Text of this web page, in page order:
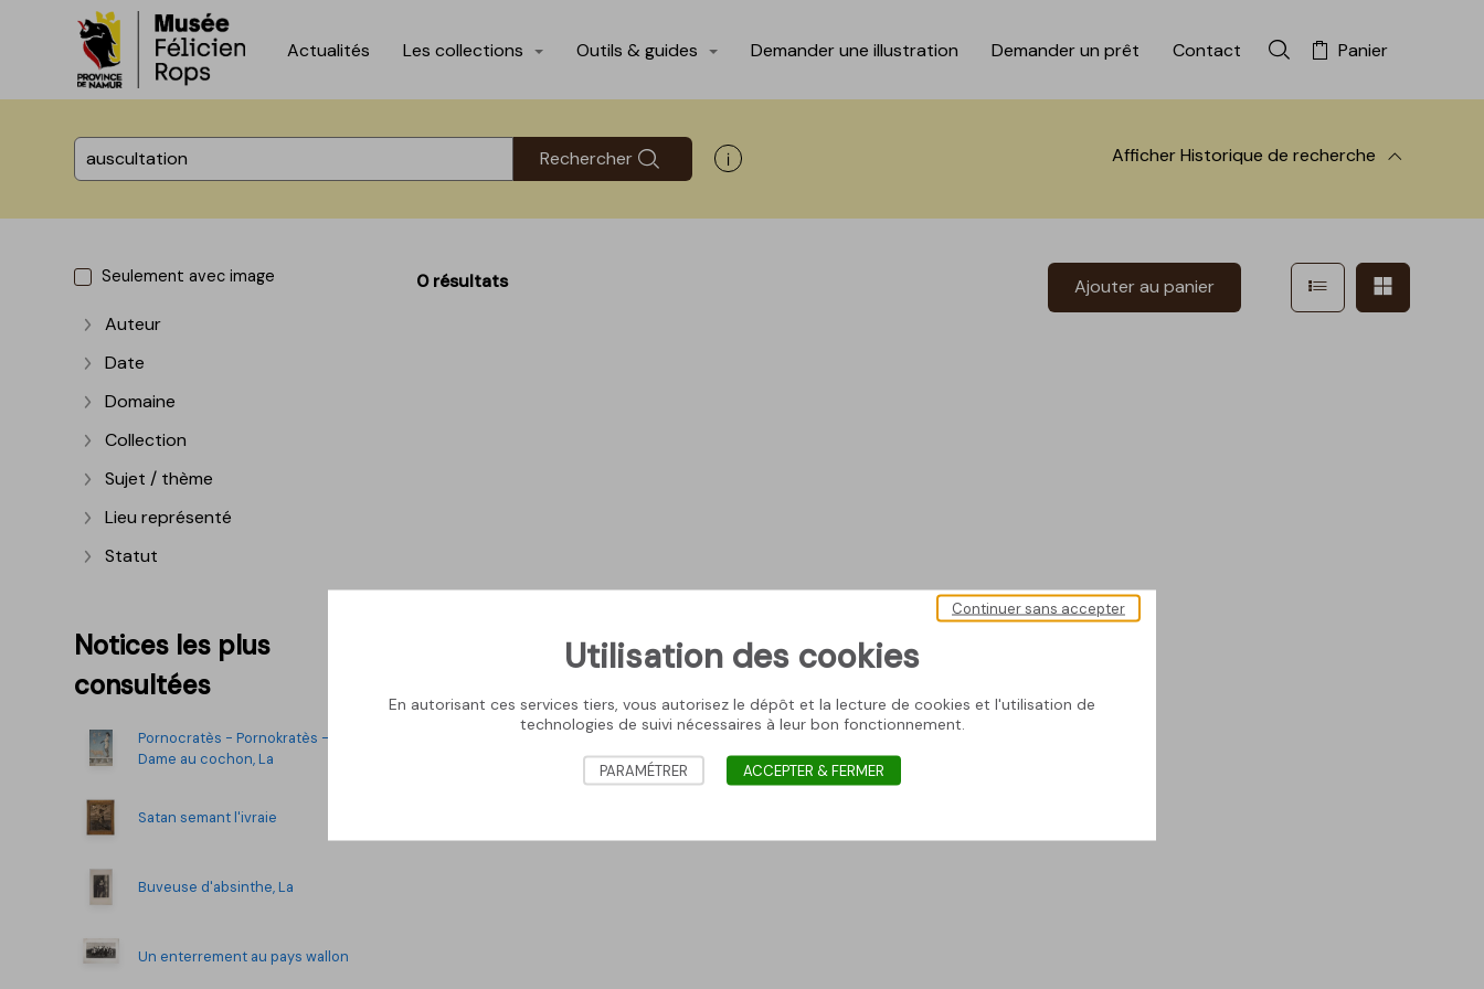
Accèder directement au contenu
Accèder directement au contenu
Actualités Les collections Outils & guides Demander une illustration Demander un prêt Contact Rechercher dans la
Panier
Rechercher Afficher les informations d'aide à la recherche AfficherHistorique de recherche
Seulement avec image
Afficher plus
Auteur
Afficher plus
Date
Afficher plus
Domaine
Afficher plus
Collection
Afficher plus
Sujet / thème
Afficher plus
Lieu représenté
Afficher plus
Statut
Notices les plus
consultées
Pornocratès - Pornokratès -
Dame au cochon, La
Satan semant l'ivraie
Buveuse d'absinthe, La
Un enterrement au pays wallon
0 résultats Ajouter au panier Afficher en mode
Utilisation des cookies
En autorisant ces services tiers, vous autorisez le dépôt et la lecture de cookies et l'utilisation de
technologies de suivi nécessaires à leur bon fonctionnement.
Continuer sans accepter
PARAMÉTRER ACCEPTER & FERMER